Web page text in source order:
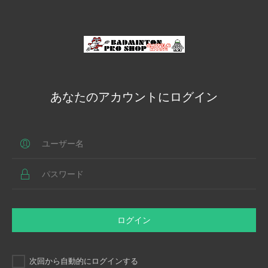
あなたのアカウントにログイン
ログイン
次回から自動的にログインする